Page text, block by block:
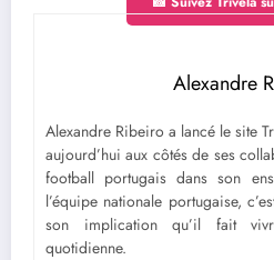
Alexandre
Alexandre Ribeiro a lancé le site
aujourd’hui aux côtés de ses
football portugais dans son
l’équipe nationale portugaise,
son implication qu’il fait
quotidienne.